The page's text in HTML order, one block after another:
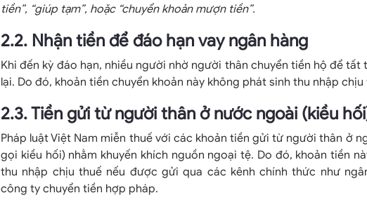
tiền”, “giúp tạm”, hoặc “chuyển khoản mượn tiền”.
2.2. Nhận tiền để đáo hạn vay ngân hàng
Khi đến kỳ đáo hạn, nhiều người nhờ người thân chuyển tiền hộ để tất
lại. Do đó, khoản tiền chuyển khoản này không phát sinh thu nhập chịu
2.3. Tiền gửi từ người thân ở nước ngoài (kiều
Pháp luật Việt Nam miễn thuế với các khoản tiền gửi từ người thân ở
gọi kiều hối) nhằm khuyến khích nguồn ngoại tệ. Do đó, khoản tiền
thu nhập chịu thuế nếu được gửi qua các kênh chính thức như
công ty chuyển tiền hợp pháp.